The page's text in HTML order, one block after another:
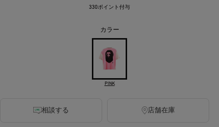
330ポイント付与
カラー
PINK
相談する 店舗在庫